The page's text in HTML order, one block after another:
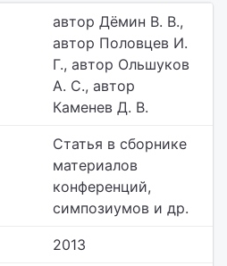
автор Дёмин В. В.,
автор Половцев И.
Г., автор Ольшуков
А. С., автор
Каменев Д. В.
Статья в сборнике
материалов
конференций,
симпозиумов и др.
2013